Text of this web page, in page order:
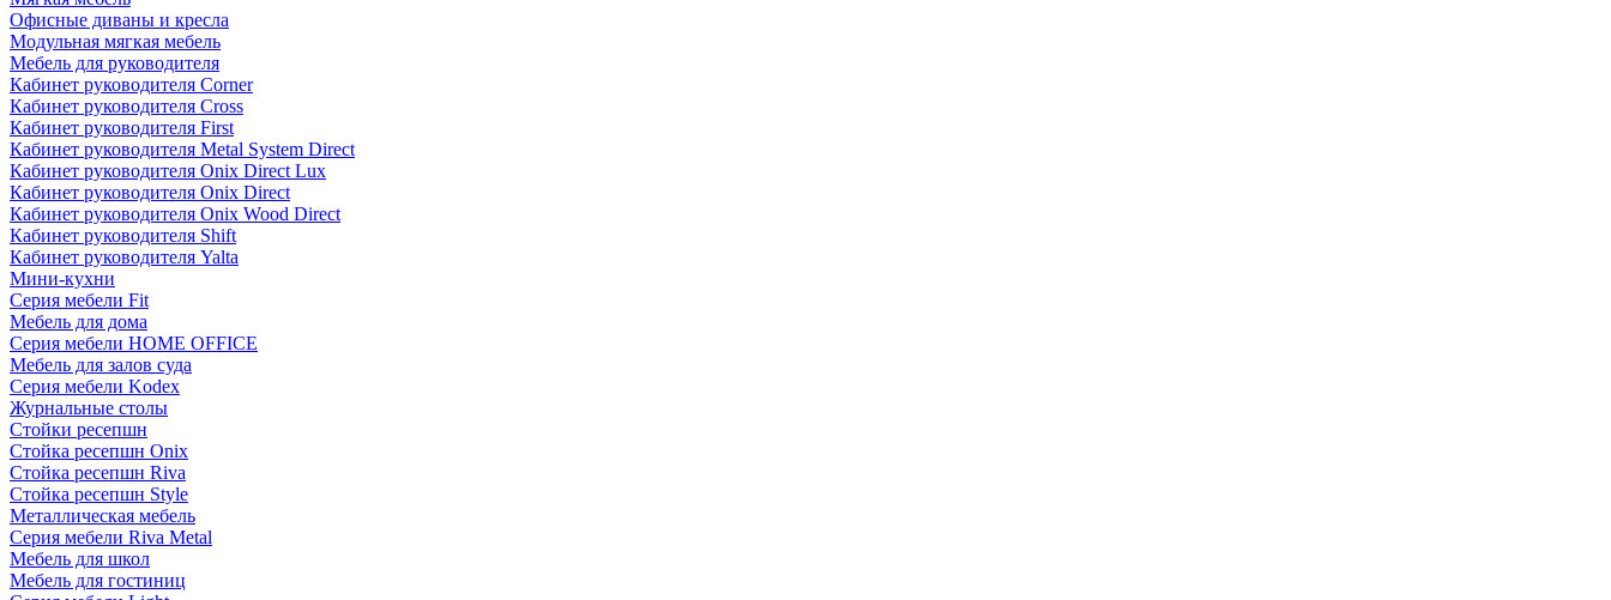
Офисные диваны и кресла
Модульная мягкая мебель
Мебель для руководителя
Кабинет руководителя Corner
Кабинет руководителя Cross
Кабинет руководителя First
Кабинет руководителя Metal System Direct
Кабинет руководителя Onix Direct Lux
Кабинет руководителя Onix Direct
Кабинет руководителя Onix Wood Direct
Кабинет руководителя Shift
Кабинет руководителя Yalta
Мини-кухни
Серия мебели Fit
Мебель для дома
Серия мебели HOME OFFICE
Мебель для залов суда
Серия мебели Kodex
Журнальные столы
Стойки ресепшн
Стойка ресепшн Onix
Стойка ресепшн Riva
Стойка ресепшн Style
Металлическая мебель
Серия мебели Riva Metal
Мебель для школ
Мебель для гостиниц